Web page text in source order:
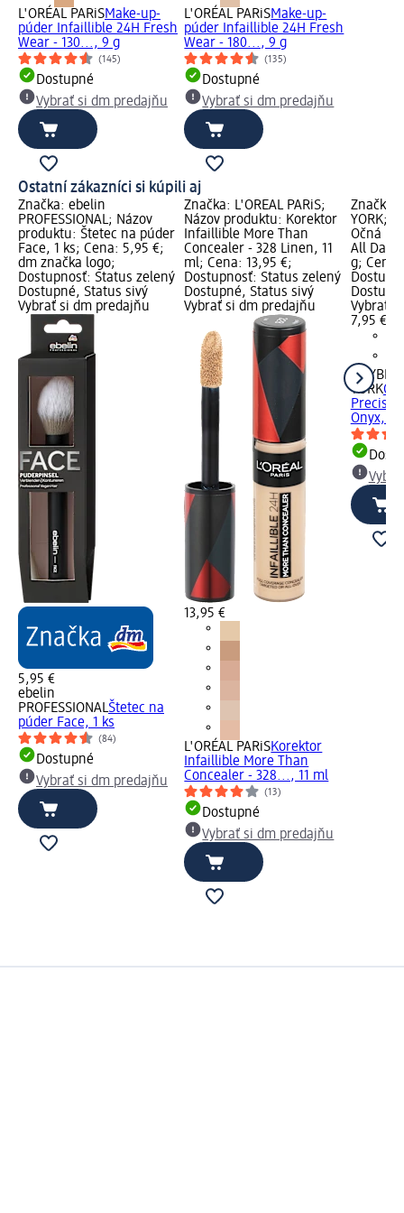
L'ORÉAL PARiSMake-up-
púder Infaillible 24H Fresh
Wear - 130..., 9 g
(145)
Dostupné
Vybrať si dm predajňu
L'ORÉAL PARiSMake-up-
púder Infaillible 24H Fresh
Wear - 180..., 9 g
(135)
Dostupné
Vybrať si dm predajňu
Ostatní zákazníci si kúpili aj
Značka: ebelin
PROFESSIONAL; Názov
produktu: Štetec na púder
Face, 1 ks; Cena: 5,95 €;
dm značka logo;
Dostupnosť: Status zelený
Dostupné, Status sivý
Vybrať si dm predajňu
5,95 €
ebelin
PROFESSIONALŠtetec na
púder Face, 1 ks
(84)
Dostupné
Vybrať si dm predajňu
Značka: L'ORÉAL PARiS;
Názov produktu: Korektor
Infaillible More Than
Concealer - 328 Linen, 11
ml; Cena: 13,95 €;
Dostupnosť: Status zelený
Dostupné, Status sivý
Vybrať si dm predajňu
13,95 €
L'ORÉAL PARiSKorektor
Infaillible More Than
Concealer - 328..., 11 ml
(13)
Dostupné
Vybrať si dm predajňu
Značka:
YORK;
Očná
All Day -
g;
Vybrať
7,95 €
YORK
Precise
Onyx, 7